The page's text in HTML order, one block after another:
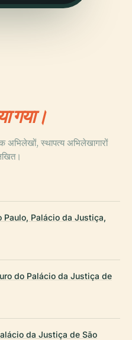
गया।
अभिलेखों, स्थापत्य अभिलेखागारों
Palácio da Justiça,
do Palácio da Justiça de
da Justiça de São